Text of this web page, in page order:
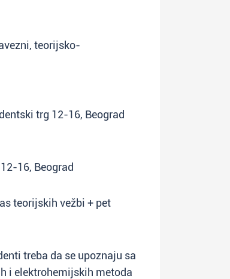
teorijsko-
trg 12-16, Beograd
16, Beograd
teorijskih vežbi + pet
treba da se upoznaju sa
i elektrohemijskih metoda